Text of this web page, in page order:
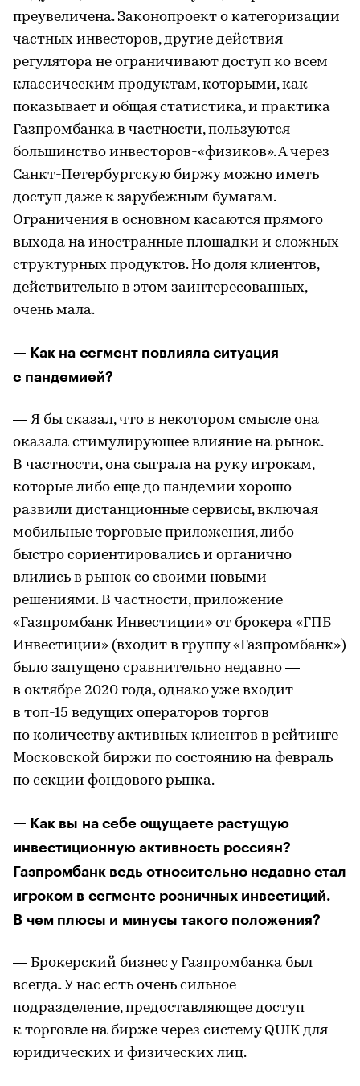
преувеличена. Законопроект о категоризации
частных инвесторов, другие действия
регулятора не ограничивают доступ ко всем
классическим продуктам, которыми, как
показывает и общая статистика, и практика
Газпромбанка в частности, пользуются
большинство инвесторов-«физиков». А через
Санкт-Петербургскую биржу можно иметь
доступ даже к зарубежным бумагам.
Ограничения в основном касаются прямого
выхода на иностранные площадки и сложных
структурных продуктов. Но доля клиентов,
действительно в этом заинтересованных,
очень мала.
— Как на сегмент повлияла ситуация
с пандемией?
— Я бы сказал, что в некотором смысле она
оказала стимулирующее влияние на рынок.
В частности, она сыграла на руку игрокам,
которые либо еще до пандемии хорошо
развили дистанционные сервисы, включая
мобильные торговые приложения, либо
быстро сориентировались и органично
влились в рынок со своими новыми
решениями. В частности, приложение
«Газпромбанк Инвестиции» от брокера «ГПБ
Инвестиции» (входит в группу «Газпромбанк»)
было запущено сравнительно недавно —
в октябре 2020 года, однако уже входит
в топ-15 ведущих операторов торгов
по количеству активных клиентов в рейтинге
Московской биржи по состоянию на февраль
по секции фондового рынка.
— Как вы на себе ощущаете растущую
инвестиционную активность россиян?
Газпромбанк ведь относительно недавно стал
игроком в сегменте розничных инвестиций.
В чем плюсы и минусы такого положения?
— Брокерский бизнес у Газпромбанка был
всегда. У нас есть очень сильное
подразделение, предоставляющее доступ
к торговле на бирже через систему QUIK для
юридических и физических лиц.